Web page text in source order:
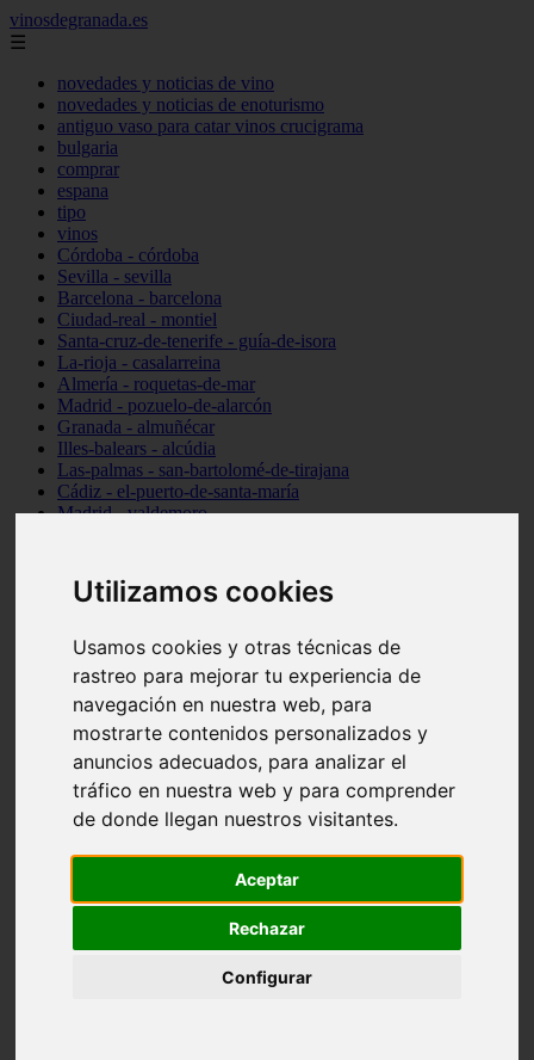
Utilizamos cookies
Usamos cookies y otras técnicas de
rastreo para mejorar tu experiencia de
navegación en nuestra web, para
mostrarte contenidos personalizados y
anuncios adecuados, para analizar el
tráfico en nuestra web y para comprender
de donde llegan nuestros visitantes.
Aceptar
Rechazar
Configurar
vinosdegranada.es
☰
novedades y noticias de vino
novedades y noticias de enoturismo
antiguo vaso para catar vinos crucigrama
bulgaria
comprar
espana
tipo
vinos
Córdoba - córdoba
Sevilla - sevilla
Barcelona - barcelona
Ciudad-real - montiel
Santa-cruz-de-tenerife - guía-de-isora
La-rioja - casalarreina
Almería - roquetas-de-mar
Madrid - pozuelo-de-alarcón
Granada - almuñécar
Illes-balears - alcúdia
Las-palmas - san-bartolomé-de-tirajana
Cádiz - el-puerto-de-santa-maría
Madrid - valdemoro
Cantabria - suances
Sevilla - bormujos
Málaga - júzcar
Huesca - alquézar
Huesca - castejón-de-sos
Lleida - alt-àneu
Córdoba - almedinilla
Navarra - zangoza
Cantabria - arenas-de-iguña
Barcelona - la-pobla-de-lillet
Murcia - cartagena
Madrid - nuevo-baztán